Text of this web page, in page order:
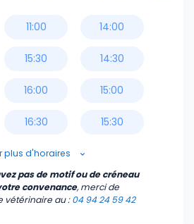
11:00
15:30
16:00
16:30
17:00
17:30
14:00
14:30
15:00
15:30
16:30
plus d'horaires
pas de motif ou de créneau
convenance, merci de
vétérinaire au :04 94 24 59 42